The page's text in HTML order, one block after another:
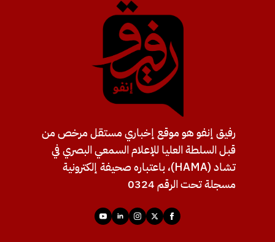
رفيق إنفو هو موقع إخباري مستقل مرخص من
قبل السلطة العليا للإعلام السمعي البصري في
تشاد (HAMA)، باعتباره صحيفة إلكترونية
مسجلة تحت الرقم 0324